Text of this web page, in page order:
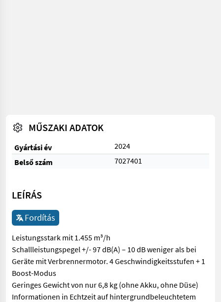
MŰSZAKI ADATOK
Gyártási év
2024
Belső szám
7027401
LEÍRÁS
Fordítás
Leistungsstark mit 1.455 m³/h
Schallleistungspegel +/- 97 dB(A) – 10 dB weniger als bei
Geräte mit Verbrennermotor. 4 Geschwindigkeitsstufen + 1
Boost-Modus
Geringes Gewicht von nur 6,8 kg (ohne Akku, ohne Düse)
Informationen in Echtzeit auf hintergrundbeleuchtetem